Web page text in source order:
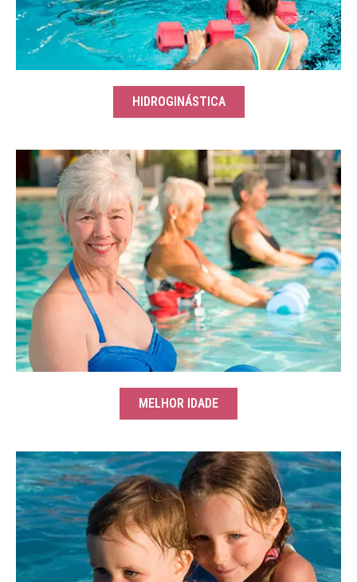
HIDROGINÁSTICA
MELHOR IDADE